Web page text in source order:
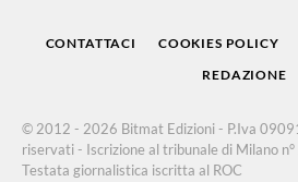
CONTATTACI COOKIES POLICY
REDAZIONE
© 2012 - 2026 Bitmat Edizioni - P.Iva
riservati - Iscrizione al tribunale di Milano
Testata giornalistica iscritta al ROC